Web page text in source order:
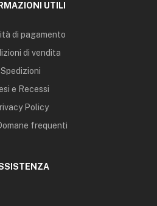
UTILI
di pagamento
di vendita
Spedizioni
e Recessi
Policy
frequenti